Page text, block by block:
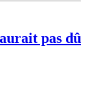
pas dû